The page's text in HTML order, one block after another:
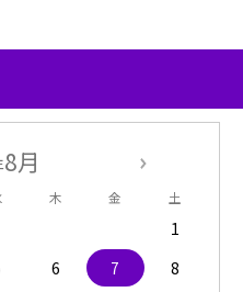
8月
木 金 土
1
6 7
8